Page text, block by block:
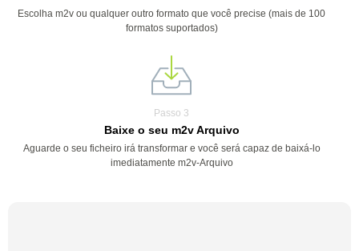
Escolha m2v ou qualquer outro formato que você precise (mais de 100
formatos suportados)
Passo 3
Baixe o seu m2v Arquivo
Aguarde o seu ficheiro irá transformar e você será capaz de baixá-lo
imediatamente m2v-Arquivo